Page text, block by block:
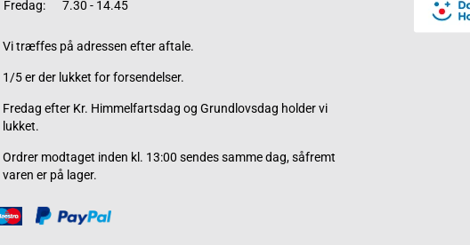
Fredag:
7.30 - 14.45
Vi træffes på adressen efter aftale.
1/5 er der lukket for forsendelser.
Fredag efter Kr. Himmelfartsdag og Grundlovsdag holder vi
lukket.
Ordrer modtaget inden kl. 13:00 sendes samme dag, såfremt
varen er på lager.